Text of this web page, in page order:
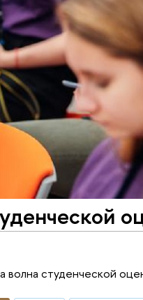
волна студенческой